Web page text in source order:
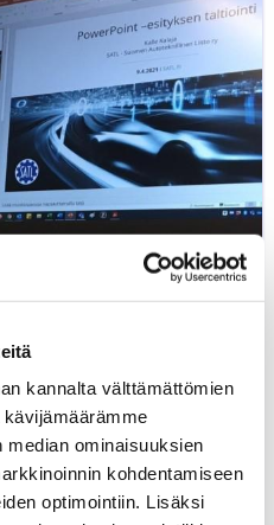
kannalta välttämättömien
ominaisuuksien
kohdentamiseen
optimointiin. Lisäksi
0,00€